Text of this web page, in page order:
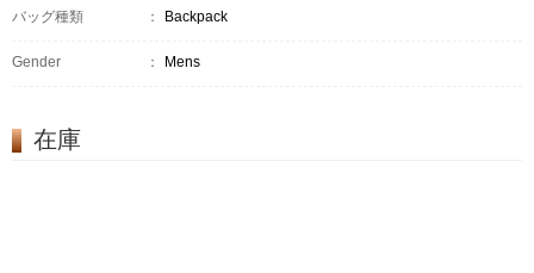
バッグ種類 ： Backpack
Gender ： Mens
在庫